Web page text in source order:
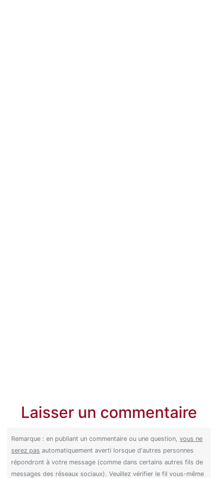
Laisser un commentaire
Remarque : en publiant un commentaire ou une question,vous ne
serez pas automatiquement averti lorsque d'autres personnes
répondront à votre message (comme dans certains autres fils de
messages des réseaux sociaux). Veuillez vérifier le fil vous-même